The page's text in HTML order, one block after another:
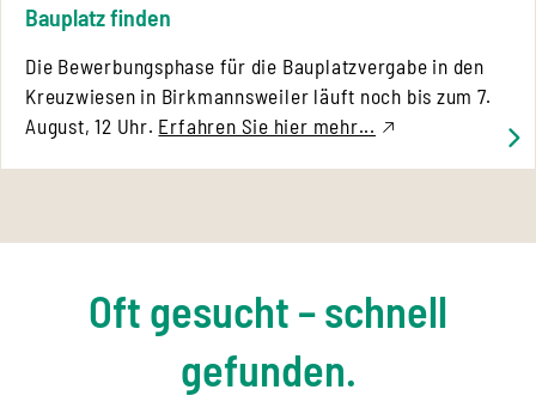
Bauplatz finden
Die Bewerbungsphase für die Bauplatzvergabe in den
Kreuzwiesen in Birkmannsweiler läuft noch bis zum 7.
August, 12 Uhr. Erfahren Sie hier mehr...
Oft gesucht – schnell
gefunden.